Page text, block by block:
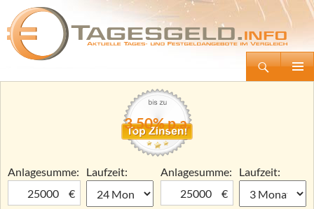
Tagesgeld.info – Tagesgeldkonten vergleichen und Tagesgeld-Zinsen berechnen
Zum
3,50% p.a.
Anlagesumme:
€
Laufzeit:
Anlagesumme:
€
Laufzeit: